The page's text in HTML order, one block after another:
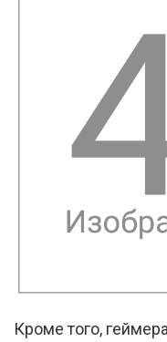
Кроме того,